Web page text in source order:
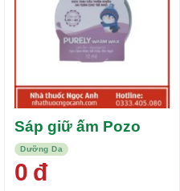
Dưỡng Da
Sáp giữ ấm Pozo
0 đ